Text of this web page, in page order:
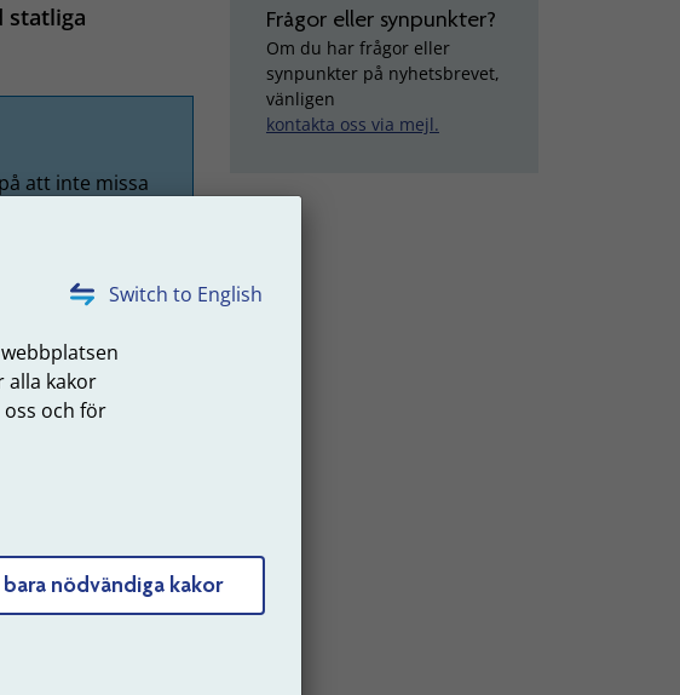
Switch to English
alla kakor
och för
nödvändiga kakor
statliga
att inte missa
per år. Det
exempel
och
nyheter, aktuella
Frågor eller synpunkter?
Om du har frågor eller
synpunkter på nyhetsbrevet,
vänligen
kontakta oss via mejl.